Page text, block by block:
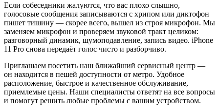
Если собеседники жалуются, что вас плохо слышно,
голосовые сообщения записываются с хрипом или диктофон
пишет тишину — скорее всего, вышел из строя микрофон. Мы
заменяем микрофон и проверяем звуковой тракт целиком:
разговорный динамик, шумоподавление, запись видео. iPhone
11 Pro снова передаёт голос чисто и разборчиво.
Приглашаем посетить наш ближайший сервисный центр —
он находится в пешей доступности от метро. Удобное
расположение, быстрое и качественное обслуживание,
приемлемые цены. Наши специалисты ответят на все вопросы
и помогут решить любые проблемы с вашим устройством.